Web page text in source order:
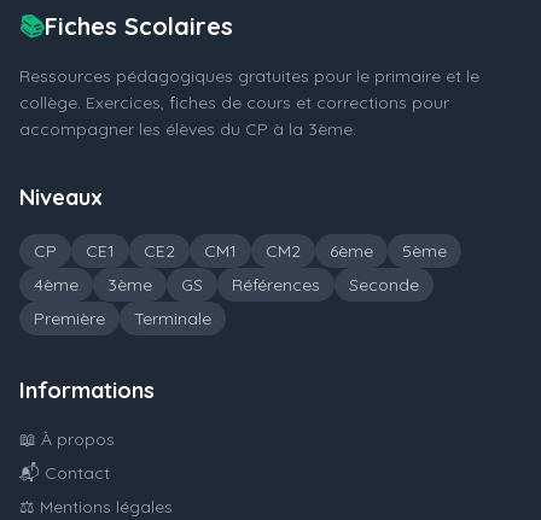
📚Fiches Scolaires
Ressources pédagogiques gratuites pour le primaire et le
collège. Exercices, fiches de cours et corrections pour
accompagner les élèves du CP à la 3ème.
Niveaux
CP CE1 CE2 CM1 CM2 6ème
5ème
4ème
3ème GS Références
Seconde
Première
Terminale
Informations
📖 À propos
📬 Contact
⚖️ Mentions légales